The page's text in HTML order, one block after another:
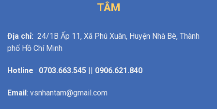
TÂM
Địa chỉ: 24/1B Ấp 11, Xã Phú Xuân, Huyện Nhà Bè, Thành
phố Hồ Chí Minh
Hotline : 0703.663.545 || 0906.621.840
Email: vsnhantam@gmail.com